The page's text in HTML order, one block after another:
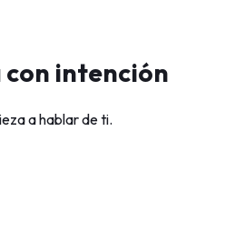
con intención
a hablar de ti.